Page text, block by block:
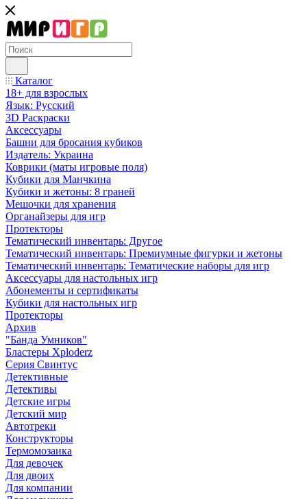
Каталог
18+ для взрослых
Язык: Русский
3D Раскраски
Аксессуары
Башни для бросания кубиков
Издатель: Украина
Коврики (маты игровые поля)
Кубики для Манчкина
Кубики и жетоны: 8 граней
Мешочки для хранения
Органайзеры для игр
Протекторы
Тематический инвентарь: Другое
Тематический инвентарь: Премиумные фигурки и жетоны
Тематический инвентарь: Тематические наборы для игр
Аксессуары для настольных игр
Абонементы и сертификаты
Кубики для настольных игр
Протекторы
Архив
"Банда Умников"
Бластеры Xploderz
Cерия Свинтус
Детективные
Детективы
Детские игры
Детский мир
Автотреки
Конструкторы
Термомозаика
Для девочек
Для двоих
Для компании